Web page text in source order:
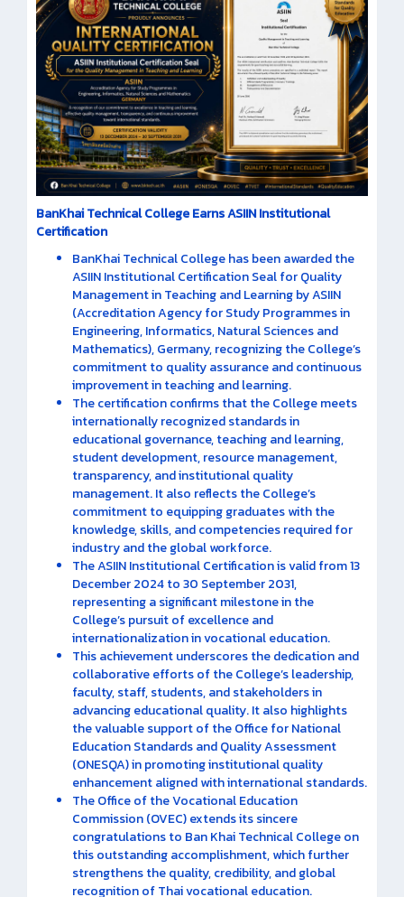
BanKhai Technical College Earns ASIIN Institutional
Certification
BanKhai Technical College has been awarded the
ASIIN Institutional Certification Seal for Quality
Management in Teaching and Learning by ASIIN
(Accreditation Agency for Study Programmes in
Engineering, Informatics, Natural Sciences and
Mathematics), Germany, recognizing the College’s
commitment to quality assurance and continuous
improvement in teaching and learning.
The certification confirms that the College meets
internationally recognized standards in
educational governance, teaching and learning,
student development, resource management,
transparency, and institutional quality
management. It also reflects the College’s
commitment to equipping graduates with the
knowledge, skills, and competencies required for
industry and the global workforce.
The ASIIN Institutional Certification is valid from 13
December 2024 to 30 September 2031,
representing a significant milestone in the
College’s pursuit of excellence and
internationalization in vocational education.
This achievement underscores the dedication and
collaborative efforts of the College’s leadership,
faculty, staff, students, and stakeholders in
advancing educational quality. It also highlights
the valuable support of the Office for National
Education Standards and Quality Assessment
(ONESQA) in promoting institutional quality
enhancement aligned with international standards.
The Office of the Vocational Education
Commission (OVEC) extends its sincere
congratulations to Ban Khai Technical College on
this outstanding accomplishment, which further
strengthens the quality, credibility, and global
recognition of Thai vocational education.